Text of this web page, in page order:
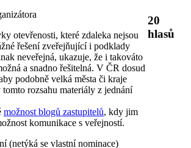
otevřenosti, které zdaleka nejsou
řešení zveřejňující i podklady
neveřejná, ukazuje, že i takováto
a snadno řešitelná. V ČR dosud
podobně velká města či kraje
rozsahu materiály z jednání
možnost blogů zastupitelů, kdy jim
komunikace s veřejností.
(netýká se vlastní nominace)
20
hlasů